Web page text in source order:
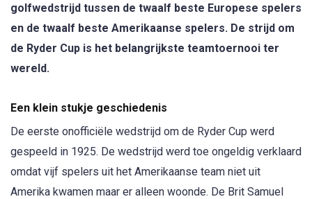
golfwedstrijd tussen de twaalf beste Europese spelers
en de twaalf beste Amerikaanse spelers. De strijd om
de Ryder Cup is het belangrijkste teamtoernooi ter
wereld.
Een klein stukje geschiedenis
De eerste onofficiële wedstrijd om de Ryder Cup werd
gespeeld in 1925. De wedstrijd werd toe ongeldig verklaard
omdat vijf spelers uit het Amerikaanse team niet uit
Amerika kwamen maar er alleen woonde. De Brit Samuel